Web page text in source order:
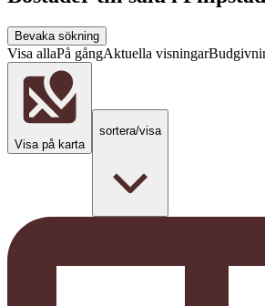
Bevaka sökning
Visa allaPå gångAktuella visningar
Visa på karta
sortera/visa